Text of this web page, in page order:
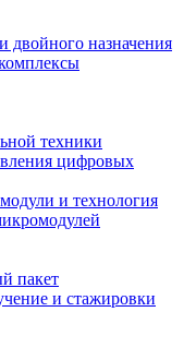
двойного назначения
техники
цифровых
и технология
пакет
и стажировки